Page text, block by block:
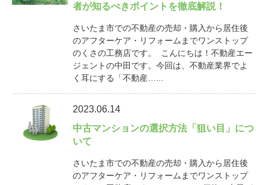
者が知るべきポイントを徹底解説！
さいたま市での不動産の売却・購入から居住後
のアフターケア・リフォームまでワンストップ
のくさの工務店です。 こんにちは！不動産エー
ジェントの中田です。今回は、不動産業界でよ
く耳にする「不動産…...
2023.06.14
中古マンションの選択方法「狙い目」につ
いて
さいたま市での不動産の売却・購入から居住後
のアフターケア・リフォームまでワンストップ